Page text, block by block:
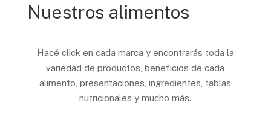
Nuestros alimentos
Hacé click en cada marca y encontrarás toda la
variedad de productos, beneficios de cada
alimento, presentaciones, ingredientes, tablas
nutricionales y mucho más.